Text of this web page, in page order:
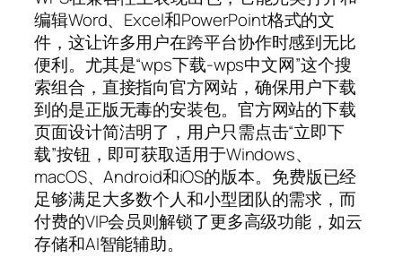
编辑Word、Excel和PowerPoint格式的文
件，这让许多用户在跨平台协作时感到无比
便利。尤其是“wps下载-wps中文网”这个搜
索组合，直接指向官方网站，确保用户下载
到的是正版无毒的安装包。官方网站的下载
页面设计简洁明了，用户只需点击“立即下
载”按钮，即可获取适用于Windows、
macOS、Android和iOS的版本。免费版已经
足够满足大多数个人和小型团队的需求，而
付费的VIP会员则解锁了更多高级功能，如云
存储和AI智能辅助。